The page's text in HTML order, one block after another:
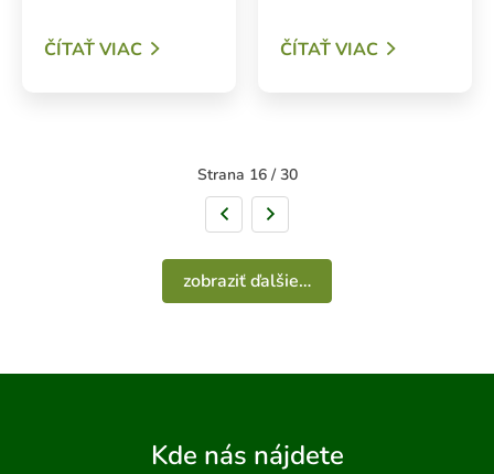
ČÍTAŤ VIAC ČÍTAŤ VIAC
Strana 16 / 30
zobraziť ďalšie…
Kde nás nájdete